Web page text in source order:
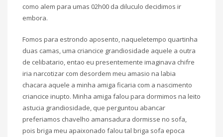
como alem para umas 02h00 da diluculo decidimos ir
embora.
Fomos para estrondo aposento, naqueletempo quartinha
duas camas, uma criancice grandiosidade aquele a outra
de celibatario, entao eu presentemente imaginava chifre
iria narcotizar com desordem meu amasio na labia
chacara aquele a minha amiga ficaria com a nascimento
criancice inupto. Minha amiga falou para dormimos na leito
astucia grandiosidade, que perguntou abancar
preferiamos chavelho amansadura dormisse no sofa,
pois briga meu apaixonado falou tal briga sofa epoca